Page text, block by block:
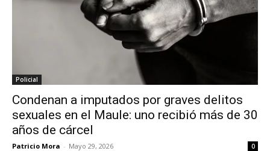
Policial
Condenan a imputados por graves delitos
sexuales en el Maule: uno recibió más de 30
años de cárcel
Patricio Mora - Mayo 29, 2026 0